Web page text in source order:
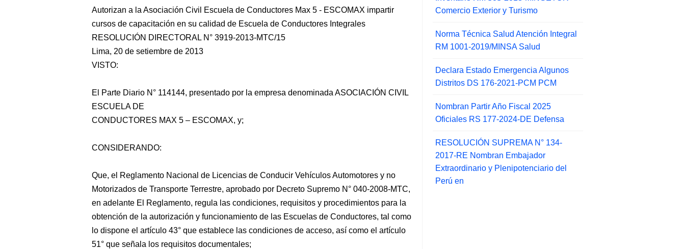
Autorizan a la Asociación Civil Escuela de Conductores Max 5 - ESCOMAX impartir
cursos de capacitación en su calidad de Escuela de Conductores Integrales
RESOLUCIÓN DIRECTORAL N° 3919-2013-MTC/15
Lima, 20 de setiembre de 2013
VISTO:
El Parte Diario N° 114144, presentado por la empresa denominada ASOCIACIÓN CIVIL
ESCUELA DE
CONDUCTORES MAX 5 – ESCOMAX, y;
CONSIDERANDO:
Que, el Reglamento Nacional de Licencias de Conducir Vehículos Automotores y no
Motorizados de Transporte Terrestre, aprobado por Decreto Supremo N° 040-2008-MTC,
en adelante El Reglamento, regula las condiciones, requisitos y procedimientos para la
obtención de la autorización y funcionamiento de las Escuelas de Conductores, tal como
lo dispone el artículo 43° que establece las condiciones de acceso, así como el artículo
51° que señala los requisitos documentales;
Comercio Exterior y Turismo
Norma Técnica Salud Atención Integral
RM 1001-2019/MINSA Salud
Declara Estado Emergencia Algunos
Distritos DS 176-2021-PCM PCM
Nombran Partir Año Fiscal 2025
Oficiales RS 177-2024-DE Defensa
RESOLUCIÓN SUPREMA N° 134-
2017-RE Nombran Embajador
Extraordinario y Plenipotenciario del
Perú en